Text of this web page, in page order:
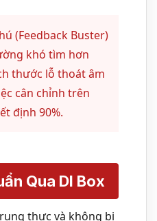
(Feedback Buster)
khó tìm hơn
thước lỗ thoát âm
cân chỉnh trên
định 90%.
Qua DI Box
thực và không bị